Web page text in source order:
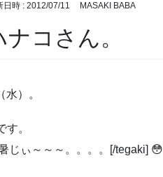
日時 : 2012/07/11 MASAKI BABA
コさん。
）。
す。
じぃ～～～。。。。[/tegaki] 😳